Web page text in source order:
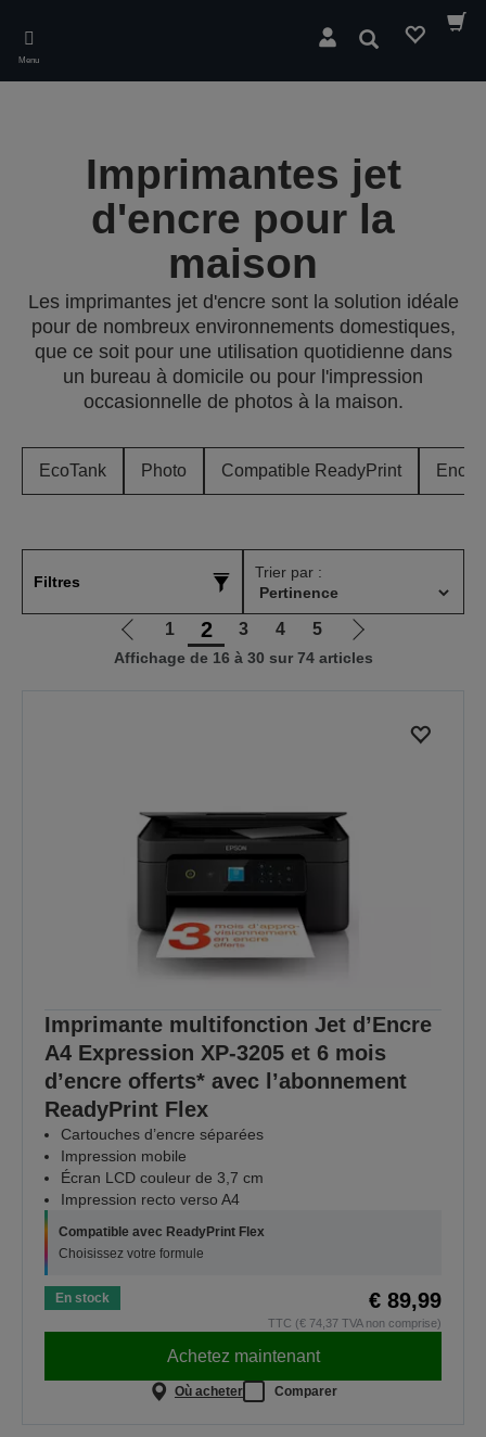
main
content
Menu
Rechercher
Imprimantes jet
d'encre pour la
maison
Les imprimantes jet d'encre sont la solution idéale
pour de nombreux environnements domestiques,
que ce soit pour une utilisation quotidienne dans
un bureau à domicile ou pour l'impression
occasionnelle de photos à la maison.
EcoTank Photo Compatible ReadyPrint
Filtres
Trier par :
Aller
à
1 2 3 4 5
Aller
à
suivante
Affichage de 16 à 30 sur 74 articles
Imprimante multifonction Jet d’Encre
A4 Expression XP-3205 et 6 mois
d’encre offerts* avec l’abonnement
ReadyPrint Flex
Cartouches d’encre séparées
Impression mobile
Écran LCD couleur de 3,7 cm
Impression recto verso A4
Compatible avec ReadyPrint Flex
Choisissez votre formule
En stock € 89,99
TTC (€ 74,37 TVA non comprise)
Achetez maintenant
Où acheter Comparer